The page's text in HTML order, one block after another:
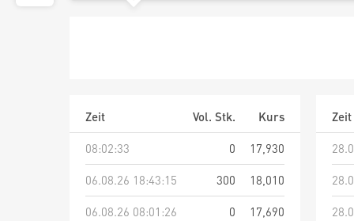
Zeit Vol. Stk.
Kurs
08:02:33
0
17,930
06.08.26 18:43:15
300
18,010
06.08.26 08:01:26
0
17,690
Zeit